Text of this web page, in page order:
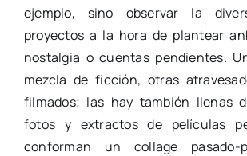
ejemplo, sino observar la
proyectos a la hora de plantear
nostalgia o cuentas pendientes.
mezcla de ficción, otras
filmados; las hay también llenas
fotos y extractos de películas
conforman un collage pasado-